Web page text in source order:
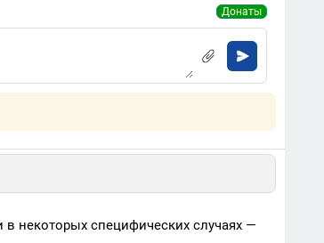
Донаты
в некоторых специфических случаях —